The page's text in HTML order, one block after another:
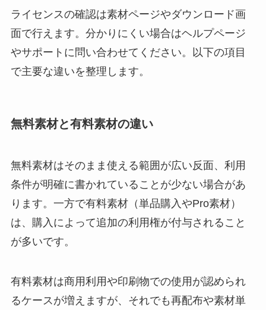
ライセンスの確認は素材ページやダウンロード画
面で行えます。分かりにくい場合はヘルプページ
やサポートに問い合わせてください。以下の項目
で主要な違いを整理します。
無料素材と有料素材の違い
無料素材はそのまま使える範囲が広い反面、利用
条件が明確に書かれていることが少ない場合があ
ります。一方で有料素材（単品購入やPro素材）
は、購入によって追加の利用権が付与されること
が多いです。
有料素材は商用利用や印刷物での使用が認められ
るケースが増えますが、それでも再配布や素材単